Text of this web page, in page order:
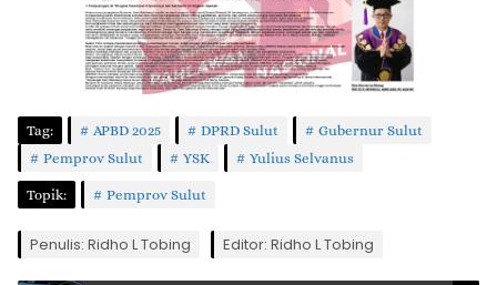
Tag: APBD 2025 DPRD Sulut
Gubernur Sulut
Pemprov Sulut
YSK Yulius Selvanus
Topik: Pemprov Sulut
Penulis: Ridho L Tobing Editor: Ridho L Tobing